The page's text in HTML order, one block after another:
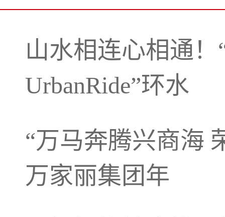
山水相连心相通
UrbanRide”环水
“万马奔腾兴商海
万家丽集团年